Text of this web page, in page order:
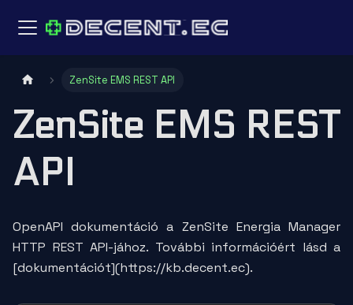
ZenSite EMS REST API
ZenSite EMS REST
API
OpenAPI dokumentáció a ZenSite Energia Manager
HTTP REST API-jához. További információért lásd a
[dokumentációt](https://kb.decent.ec).